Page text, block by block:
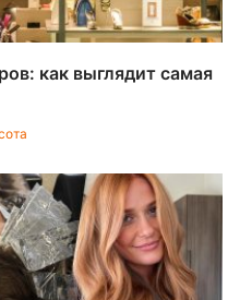
как выглядит самая